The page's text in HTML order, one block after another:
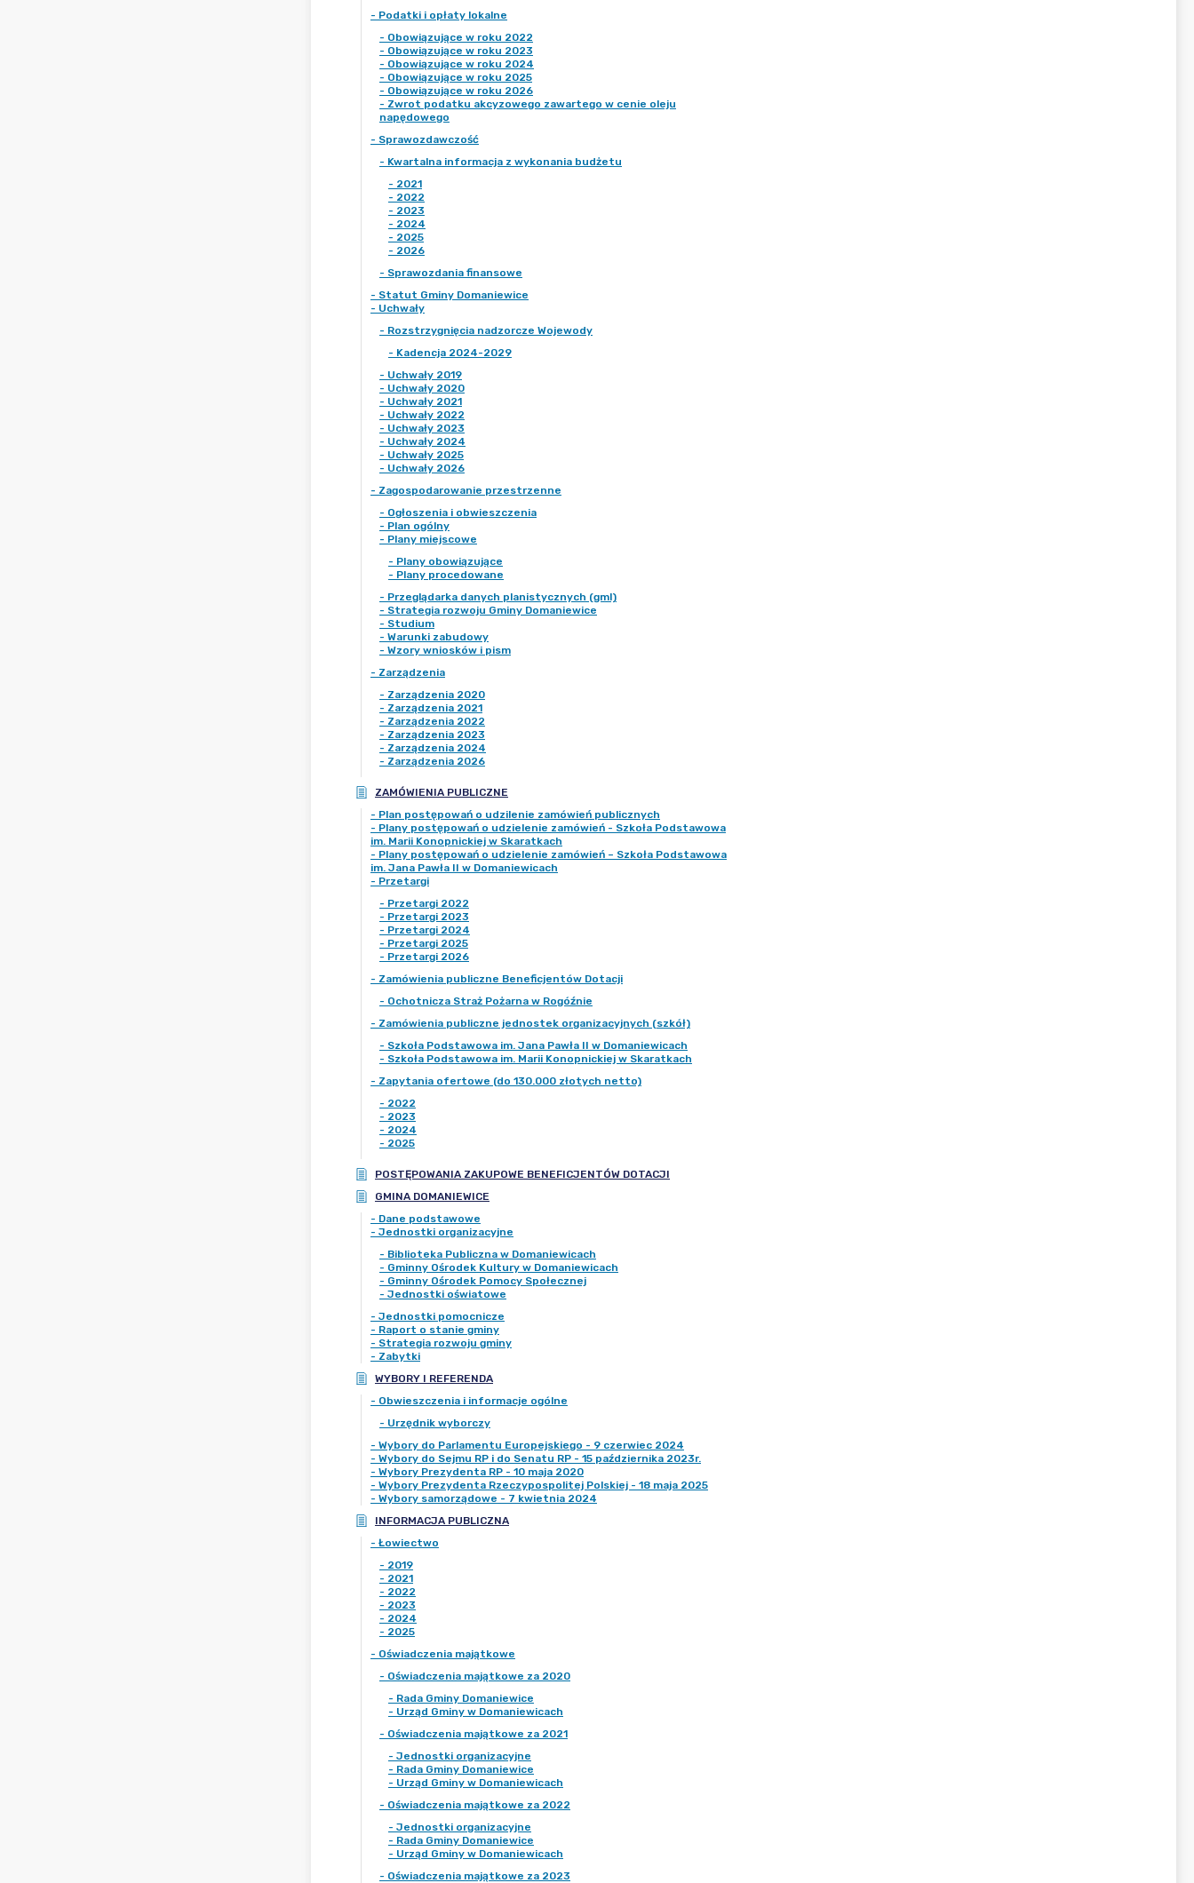
- Podatki i opłaty lokalne
- Obowiązujące w roku 2022
- Obowiązujące w roku 2023
- Obowiązujące w roku 2024
- Obowiązujące w roku 2025
- Obowiązujące w roku 2026
- Zwrot podatku akcyzowego zawartego w cenie oleju
napędowego
- Sprawozdawczość
- Kwartalna informacja z wykonania budżetu
- 2021
- 2022
- 2023
- 2024
- 2025
- 2026
- Sprawozdania finansowe
- Statut Gminy Domaniewice
- Uchwały
- Rozstrzygnięcia nadzorcze Wojewody
- Kadencja 2024-2029
- Uchwały 2019
- Uchwały 2020
- Uchwały 2021
- Uchwały 2022
- Uchwały 2023
- Uchwały 2024
- Uchwały 2025
- Uchwały 2026
- Zagospodarowanie przestrzenne
- Ogłoszenia i obwieszczenia
- Plan ogólny
- Plany miejscowe
- Plany obowiązujące
- Plany procedowane
- Przeglądarka danych planistycznych (gml)
- Strategia rozwoju Gminy Domaniewice
- Studium
- Warunki zabudowy
- Wzory wniosków i pism
- Zarządzenia
- Zarządzenia 2020
- Zarządzenia 2021
- Zarządzenia 2022
- Zarządzenia 2023
- Zarządzenia 2024
- Zarządzenia 2026
ZAMÓWIENIA PUBLICZNE
- Plan postępowań o udzilenie zamówień publicznych
- Plany postępowań o udzielenie zamówień - Szkoła Podstawowa
im. Marii Konopnickiej w Skaratkach
- Plany postępowań o udzielenie zamówień – Szkoła Podstawowa
im. Jana Pawła II w Domaniewicach
- Przetargi
- Przetargi 2022
- Przetargi 2023
- Przetargi 2024
- Przetargi 2025
- Przetargi 2026
- Zamówienia publiczne Beneficjentów Dotacji
- Ochotnicza Straż Pożarna w Rogóźnie
- Zamówienia publiczne jednostek organizacyjnych (szkół)
- Szkoła Podstawowa im. Jana Pawła II w Domaniewicach
- Szkoła Podstawowa im. Marii Konopnickiej w Skaratkach
- Zapytania ofertowe (do 130.000 złotych netto)
- 2022
- 2023
- 2024
- 2025
POSTĘPOWANIA ZAKUPOWE BENEFICJENTÓW DOTACJI
GMINA DOMANIEWICE
- Dane podstawowe
- Jednostki organizacyjne
- Biblioteka Publiczna w Domaniewicach
- Gminny Ośrodek Kultury w Domaniewicach
- Gminny Ośrodek Pomocy Społecznej
- Jednostki oświatowe
- Jednostki pomocnicze
- Raport o stanie gminy
- Strategia rozwoju gminy
- Zabytki
WYBORY I REFERENDA
- Obwieszczenia i informacje ogólne
- Urzędnik wyborczy
- Wybory do Parlamentu Europejskiego - 9 czerwiec 2024
- Wybory do Sejmu RP i do Senatu RP - 15 października 2023r.
- Wybory Prezydenta RP - 10 maja 2020
- Wybory Prezydenta Rzeczypospolitej Polskiej - 18 maja 2025
- Wybory samorządowe - 7 kwietnia 2024
INFORMACJA PUBLICZNA
- Łowiectwo
- 2019
- 2021
- 2022
- 2023
- 2024
- 2025
- Oświadczenia majątkowe
- Oświadczenia majątkowe za 2020
- Rada Gminy Domaniewice
- Urząd Gminy w Domaniewicach
- Oświadczenia majątkowe za 2021
- Jednostki organizacyjne
- Rada Gminy Domaniewice
- Urząd Gminy w Domaniewicach
- Oświadczenia majątkowe za 2022
- Jednostki organizacyjne
- Rada Gminy Domaniewice
- Urząd Gminy w Domaniewicach
- Oświadczenia majątkowe za 2023